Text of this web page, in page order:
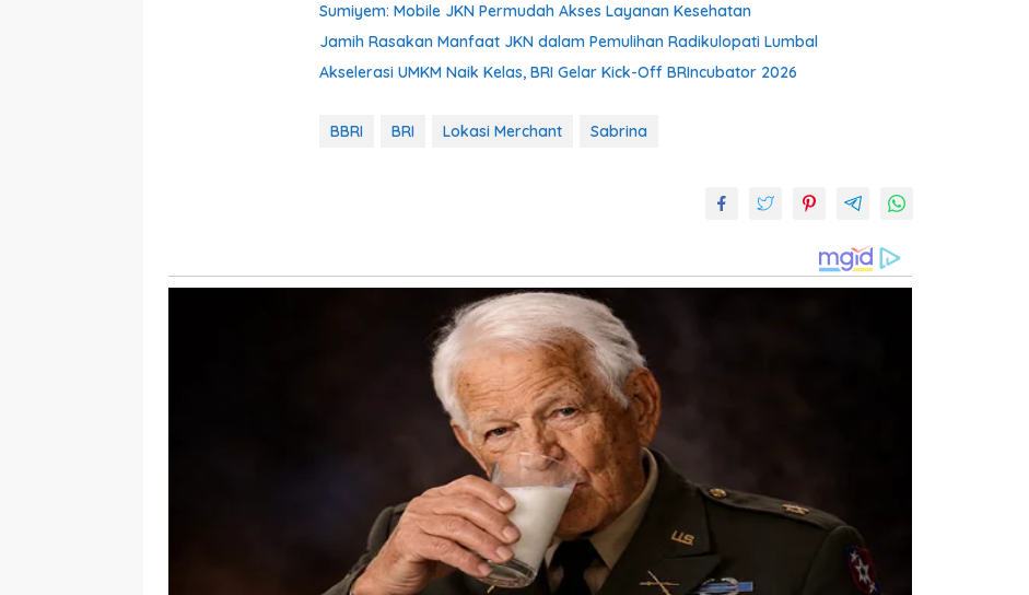
Sumiyem: Mobile JKN Permudah Akses Layanan Kesehatan
Jamih Rasakan Manfaat JKN dalam Pemulihan Radikulopati Lumbal
Akselerasi UMKM Naik Kelas, BRI Gelar Kick-Off BRIncubator 2026
BBRI BRI Lokasi Merchant Sabrina